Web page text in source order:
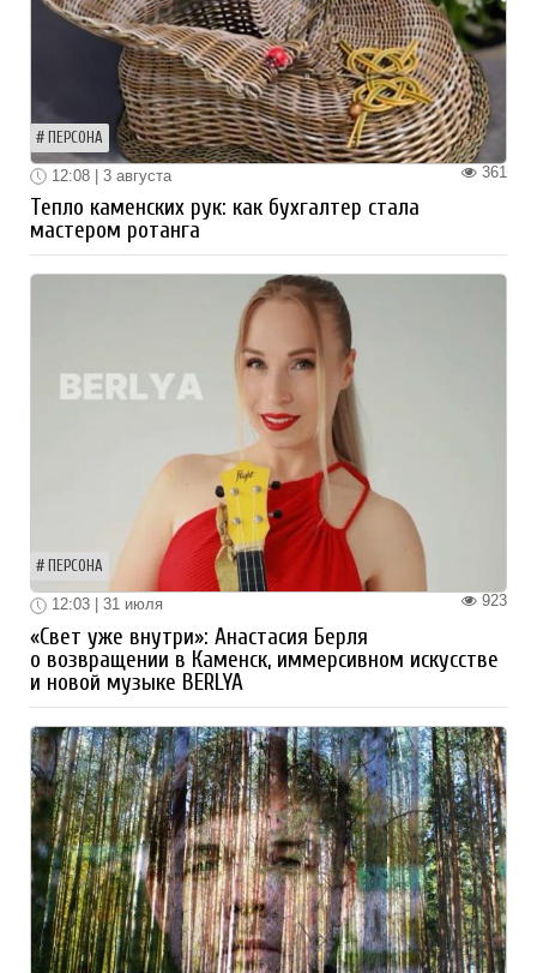
ПЕРСОНА
361
12:08 | 3 августа
Тепло каменских рук: как бухгалтер стала
мастером ротанга
ПЕРСОНА
923
12:03 | 31 июля
«Свет уже внутри»: Анастасия Берля
о возвращении в Каменск, иммерсивном искусстве
и новой музыке BERLYA